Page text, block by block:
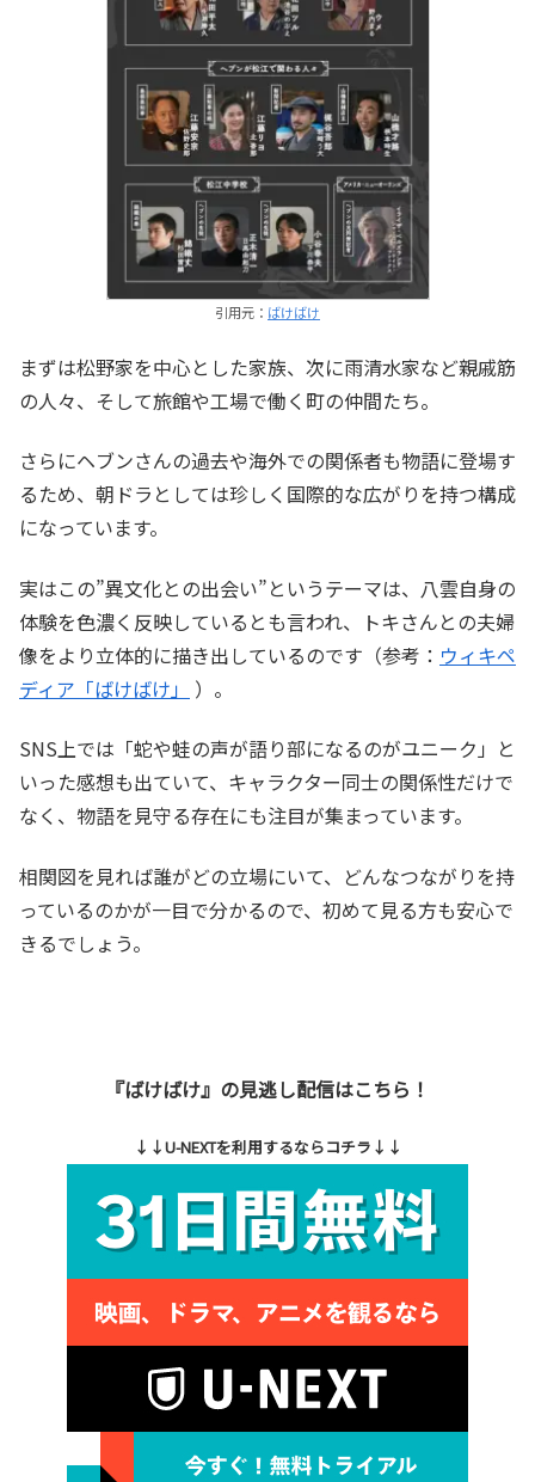
引用元： ばけばけ
まずは松野家を中心とした家族、次に雨清水家など親戚筋
の人々、そして旅館や工場で働く町の仲間たち。
さらにヘブンさんの過去や海外での関係者も物語に登場す
るため、朝ドラとしては珍しく国際的な広がりを持つ構成
になっています。
実はこの”異文化との出会い”というテーマは、八雲自身の
体験を色濃く反映しているとも言われ、トキさんとの夫婦
像をより立体的に描き出しているのです（参考： ウィキペ
ディア「ばけばけ」
）。
SNS上では「蛇や蛙の声が語り部になるのがユニーク」と
いった感想も出ていて、キャラクター同士の関係性だけで
なく、物語を見守る存在にも注目が集まっています。
相関図を見れば誰がどの立場にいて、どんなつながりを持
っているのかが一目で分かるので、初めて見る方も安心で
きるでしょう。
『ばけばけ』の見逃し配信はこちら！
↓↓U-NEXTを利用するならコチラ↓↓